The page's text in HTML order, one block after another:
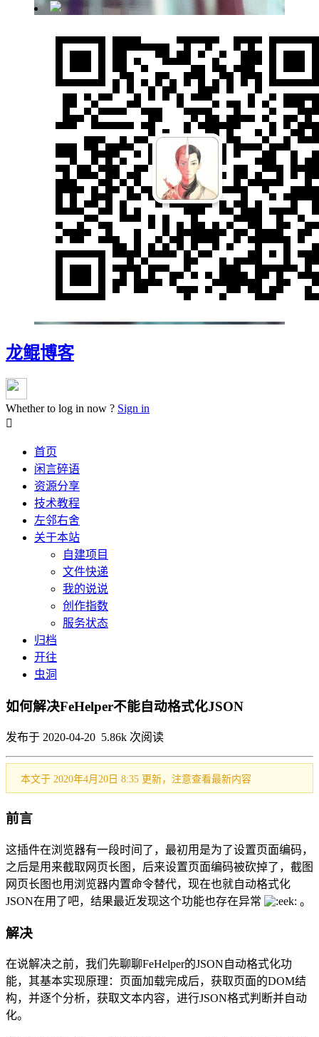
龙鲲博客
Whether to log in now ? Sign in

首页
闲言碎语
资源分享
技术教程
左邻右舍
关于本站
自建项目
文件快递
我的说说
创作指数
服务状态
归档
开往
虫洞
如何解决FeHelper不能自动格式化JSON
发布于 2020-04-20 5.86k 次阅读
本文于 2020年4月20日 8:35 更新，注意查看最新内容
前言
这插件在浏览器有一段时间了，最初用是为了设置页面编码，
之后是用来截取网页长图，后来设置页面编码被砍掉了，截图
网页长图也用浏览器内置命令替代，现在也就自动格式化
JSON在用了吧，结果最近发现这个功能也存在异常
。
解决
在说解决之前，我们先聊聊FeHelper的JSON自动格式化功
能，其基本实现原理：页面加载完成后，获取页面的DOM结
构，并逐个分析，获取文本内容，进行JSON格式判断并自动
化。